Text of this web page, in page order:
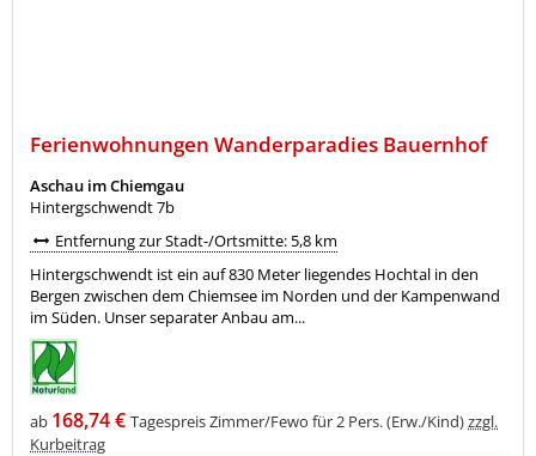
Ferienwohnungen Wanderparadies Bauernhof
Aschau im Chiemgau
Hintergschwendt 7b
Entfernung zur Stadt-/Ortsmitte: 5,8 km
Hintergschwendt ist ein auf 830 Meter liegendes Hochtal in den
Bergen zwischen dem Chiemsee im Norden und der Kampenwand
im Süden. Unser separater Anbau am...
ab 168,74 € Tagespreis Zimmer/Fewo für 2 Pers. (Erw./Kind)zzgl.
Kurbeitrag